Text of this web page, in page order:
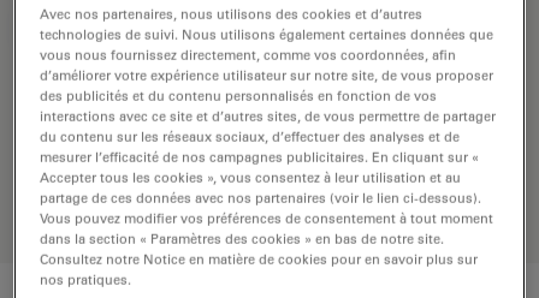
DEMANDE DE DEVIS
Découvrez la solution idéale.
Explorez notresélecteur d’objectifs
comparez les alternatives et trouvez
l’option la mieux adaptée à vos
besoins.
Avec nos partenaires, nous utilisons des cookies et d’autres
technologies de suivi. Nous utilisons également certaines données que
vous nous fournissez directement, comme vos coordonnées, afin
d’améliorer votre expérience utilisateur sur notre site, de vous proposer
des publicités et du contenu personnalisés en fonction de vos
interactions avec ce site et d’autres sites, de vous permettre de partager
du contenu sur les réseaux sociaux, d’effectuer des analyses et de
mesurer l’efficacité de nos campagnes publicitaires. En cliquant sur «
Accepter tous les cookies », vous consentez à leur utilisation et au
partage de ces données avec nos partenaires (voir le lien ci-dessous).
Vous pouvez modifier vos préférences de consentement à tout moment
dans la section « Paramètres des cookies » en bas de notre site.
Consultez notre Notice en matière de cookies pour en savoir plus sur
nos pratiques.